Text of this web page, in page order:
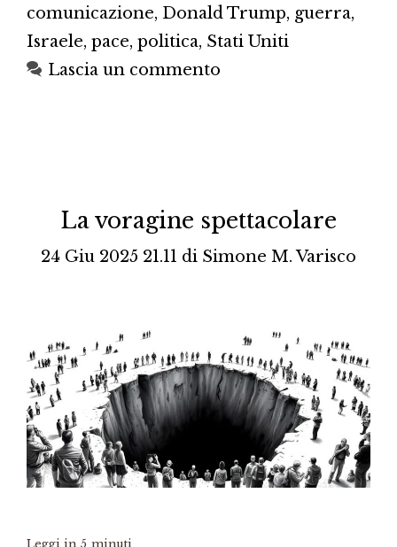
comunicazione, Donald Trump, guerra,
Israele, pace, politica, Stati Uniti
Lascia un commento
La voragine spettacolare
24 Giu 2025 21.11 di Simone M. Varisco
Leggi in 5 minuti